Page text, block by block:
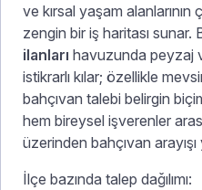
ve kırsal yaşam alanlarının
zengin bir iş haritası sunar.
ilanları havuzunda peyzaj
istikrarlı kılar; özellikle
bahçıvan talebi belirgin
hem bireysel işverenler
üzerinden bahçıvan arayışı
İlçe bazında talep dağılımı: